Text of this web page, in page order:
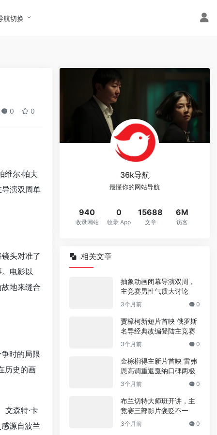
航切换
0 0
尔·帕夫
演双周单
头对准了
。电影以
地来缝合
时的局限
历史的画
文森特·卡
源自波兰
36k导航
最懂你的网站导航
940
收录网站
0
收录 App
15688
文章
6M
访客
相关文章
抽象动画闭幕导演双周，
主竞赛男性气质大讨论
3个月前 0
贾樟柯新短片首映 俄罗斯
名导经典改编登陆主竞赛
3个月前 0
金棕榈得主新片首映 雷弗
恩高调重返戛纳口碑两极
3个月前 0
布兰切特大师班开讲，主
竞赛三部影片褒贬不一
3个月前 0